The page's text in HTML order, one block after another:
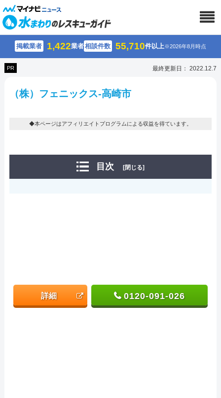
掲載業者 1,422業者相談件数 55,710件以上※2026年8月時点
PR 最終更新日： 2022.12.7
（株）フェニックス-高崎市
◆本ページはアフィリエイトプログラムによる収益を得ています。
目次 [閉じる]
詳細 0120-091-026